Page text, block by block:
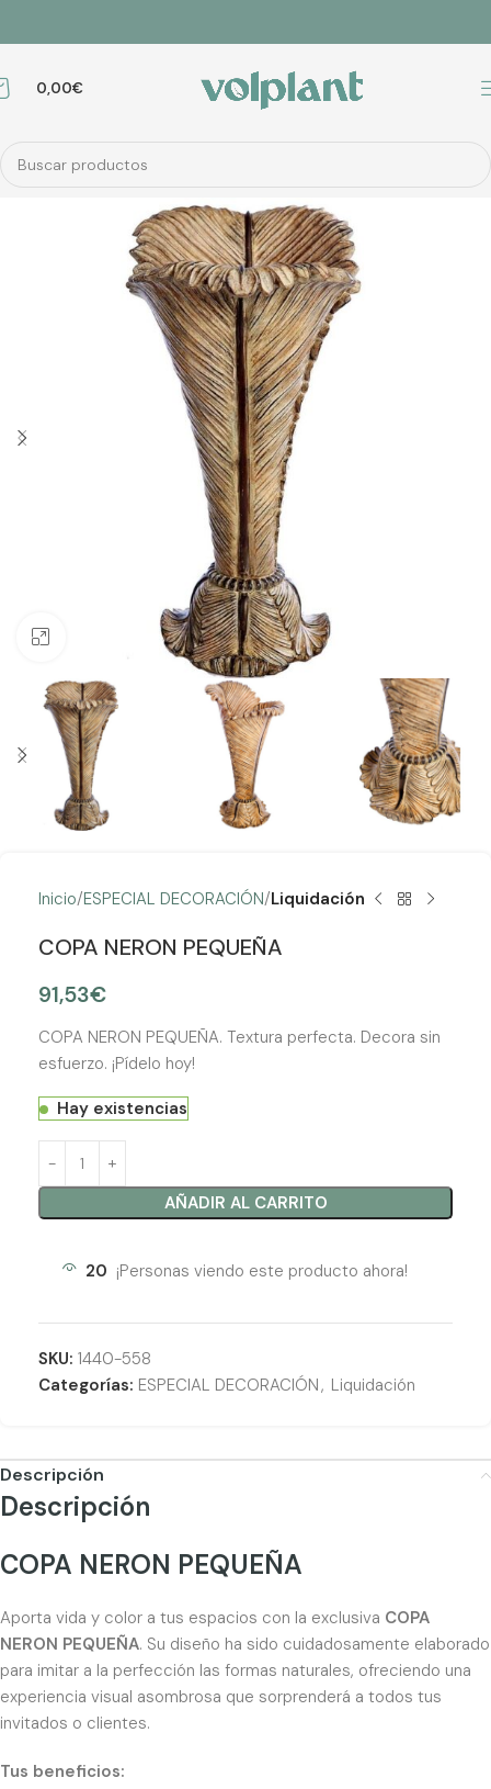
0,00€
Clic para ampliar
Inicio ESPECIAL DECORACIÓN Liquidación
COPA NERON PEQUEÑA
91,53€
COPA NERON PEQUEÑA. Textura perfecta. Decora sin
esfuerzo. ¡Pídelo hoy!
Hay existencias
AÑADIR AL CARRITO
20 ¡Personas viendo este producto ahora!
SKU: 1440-558
Categorías: ESPECIAL DECORACIÓN, Liquidación
Descripción
Descripción
COPA NERON PEQUEÑA
Aporta vida y color a tus espacios con la exclusiva COPA
NERON PEQUEÑA. Su diseño ha sido cuidadosamente elaborado
para imitar a la perfección las formas naturales, ofreciendo una
experiencia visual asombrosa que sorprenderá a todos tus
invitados o clientes.
Tus beneficios: